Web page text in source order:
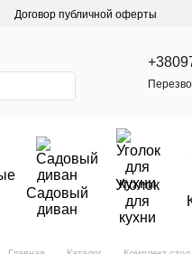
Договор публичной оферты
Садовый
диван
Уголок
для
кухни